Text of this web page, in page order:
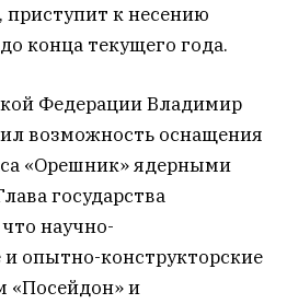
приступит к несению
конца текущего года.
Федерации Владимир
возможность оснащения
«Орешник» ядерными
государства
научно-
и опытно-конструкторские
«Посейдон» и